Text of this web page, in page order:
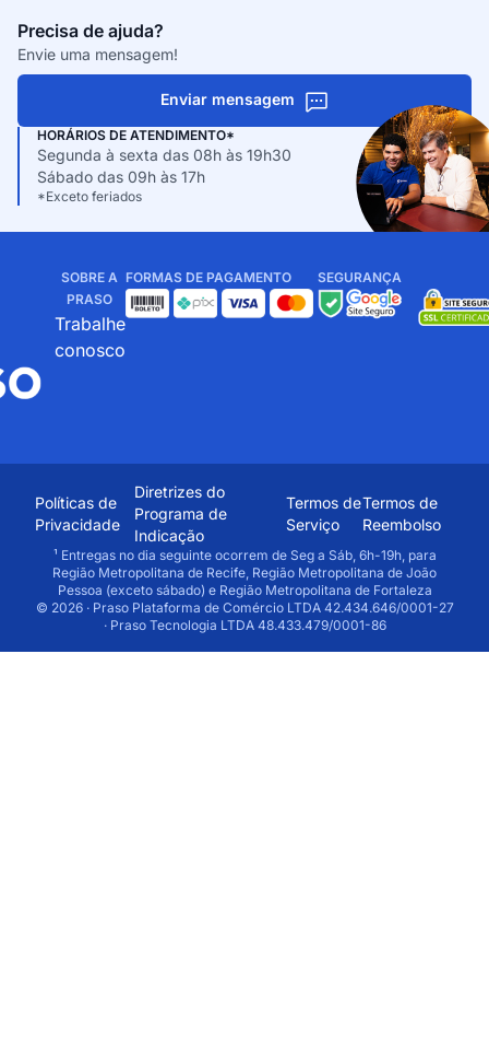
Precisa de ajuda?
Envie uma mensagem!
Enviar mensagem
HORÁRIOS DE ATENDIMENTO*
Segunda à sexta das 08h às 19h30
Sábado das 09h às 17h
*Exceto feriados
SOBRE A
PRASO
Trabalhe
conosco
FORMAS DE PAGAMENTO SEGURANÇA
Políticas de
Privacidade
Diretrizes do
Programa de
Indicação
Termos de
Serviço
Termos de
Reembolso
¹ Entregas no dia seguinte ocorrem de Seg a Sáb, 6h-19h, para
Região Metropolitana de Recife, Região Metropolitana de João
Pessoa (exceto sábado) e Região Metropolitana de Fortaleza
© 2026 · Praso Plataforma de Comércio LTDA 42.434.646/0001-27
· Praso Tecnologia LTDA 48.433.479/0001-86